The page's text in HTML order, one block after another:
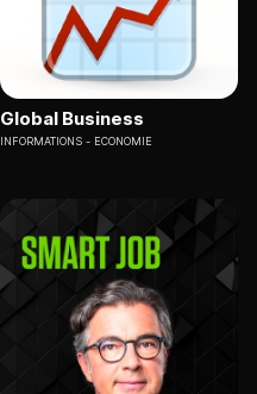
Global Business
INFORMATIONS ECONOMIE